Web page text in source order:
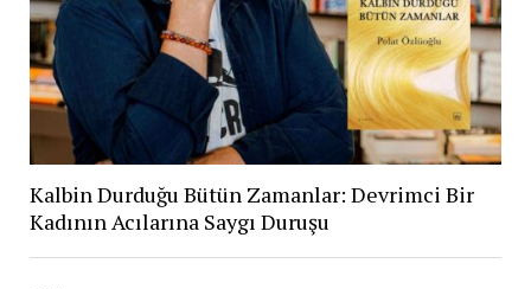
Kalbin Durduğu Bütün Zamanlar: Devrimci Bir
Kadının Acılarına Saygı Duruşu